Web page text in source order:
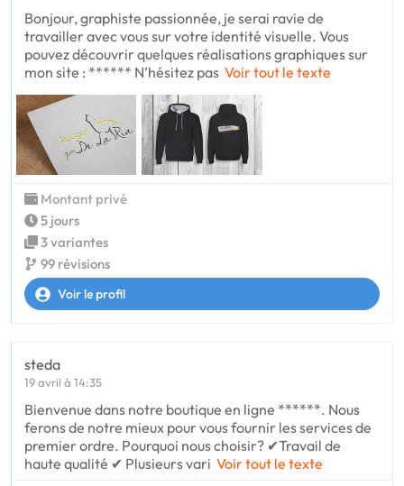
Bonjour, graphiste passionnée, je serai ravie de
travailler avec vous sur votre identité visuelle. Vous
pouvez découvrir quelques réalisations graphiques sur
mon site : ****** N’hésitez pas Voir tout le texte
Montant privé
5 jours
3 variantes
99 révisions
Voir le profil
steda
19 avril à 14:35
Bienvenue dans notre boutique en ligne ******. Nous
ferons de notre mieux pour vous fournir les services de
premier ordre. Pourquoi nous choisir? ✔Travail de
haute qualité ✔ Plusieurs vari Voir tout le texte